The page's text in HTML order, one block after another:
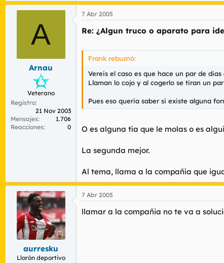
A
Arnau
Veterano
Registro
21 Nov 2003
Mensajes
1.706
Reacciones
0
7 Abr 2005
Re: ¿Algun truco o aparato para
Frank rebuznó:
Vereis el caso es que hace un par de
Llaman lo cojo y al cogerlo se tiran un
Pues eso queria saber si existe alguna
O es alguna tía que le molas o es
La segunda mejor.
Al tema, llama a la compañía que
aurresku
Llorón deportivo
7 Abr 2005
llamar a la compañia no te va a